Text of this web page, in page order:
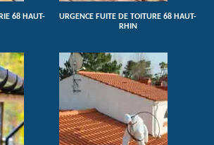
68 HAUT-
URGENCE FUITE DE TOITURE 68 HAUT-
RHIN